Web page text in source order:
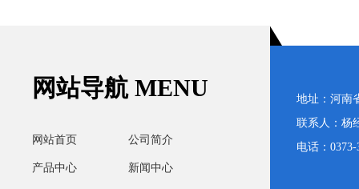
地址：河南
联系人：
电话：
网站导航 MENU
网站首页 公司简介
产品中心 新闻中心